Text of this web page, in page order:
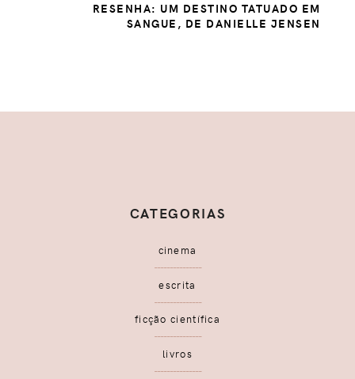
RESENHA: UM DESTINO TATUADO EM
SANGUE, DE DANIELLE JENSEN
CATEGORIAS
cinema
escrita
ficção científica
livros